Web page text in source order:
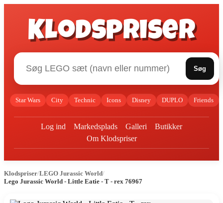
Klodspriser
Søg
Star Wars City Technic Icons Disney DUPLO Friends
Log ind Markedsplads Galleri
Butikker
Om Klodspriser
Klodspriser/LEGO Jurassic World/
Lego Jurassic World - Little Eatie - T - rex 76967